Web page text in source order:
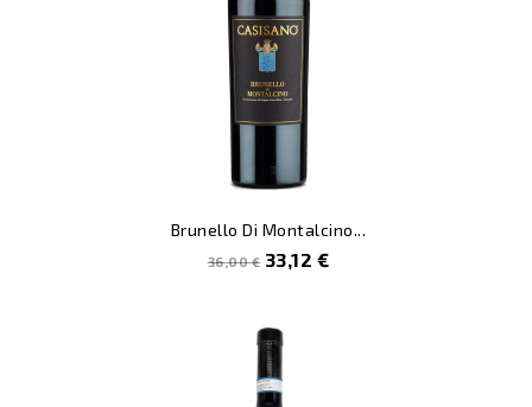
Brunello Di Montalcino...
Prezzo
36,00 € Prezzo
33,12 €